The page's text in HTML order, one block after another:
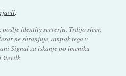
:
identity serverju. Trdijo sicer,
ne shranjuje, ampak tega v
Signal za iskanje po imeniku
številk.